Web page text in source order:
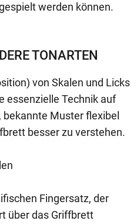
werden können.
TONARTEN
von Skalen und Licks
essenzielle Technik auf
Muster flexibel
besser zu verstehen.
Fingersatz, der
über das Griffbrett